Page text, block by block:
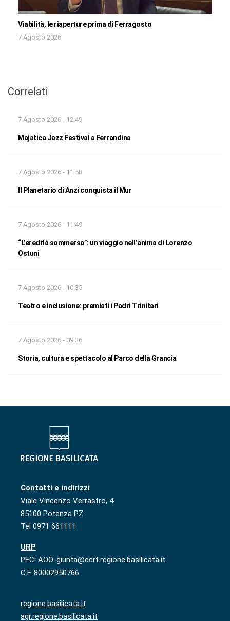
Viabilità, le riaperture prima di Ferragosto
7 Agosto 2026
Correlati
7 Agosto 2026 - 12:49
Majatica Jazz Festival a Ferrandina
7 Agosto 2026 - 11:58
Il Planetario di Anzi conquista il Mur
7 Agosto 2026 - 11:49
“L’eredità sommersa”: un viaggio nell’anima di Lorenzo
Ostuni
7 Agosto 2026 - 10:35
Teatro e inclusione: premiati i Padri Trinitari
7 Agosto 2026 - 09:36
Storia, cultura e spettacolo al Parco della Grancia
Contatti e indirizzi
Viale Vincenzo Verrastro, 4
85100 Potenza PZ
Tel 0971 661111
URP
PEC: AOO-giunta@cert.regione.basilicata.it
C.F. 80002950766
regione.basilicata.it
agr.regione.basilicata.it